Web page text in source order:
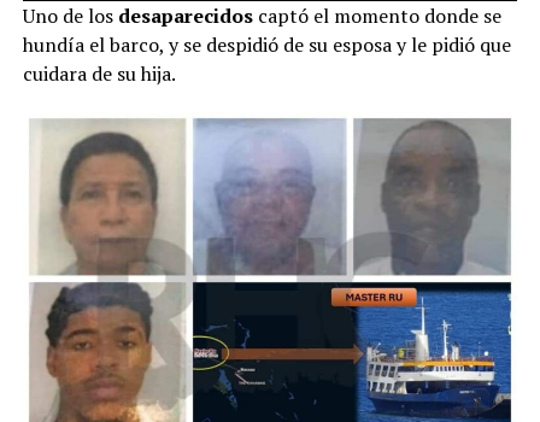
Uno de los desaparecidoscaptó el momento donde se
hundía el barco, y se despidió de su esposa y le pidió que
cuidara de su hija.